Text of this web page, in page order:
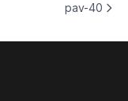
pav-40